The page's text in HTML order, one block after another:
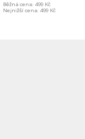
Běžná cena: 499 Kč
Nejnižší cena: 499 Kč